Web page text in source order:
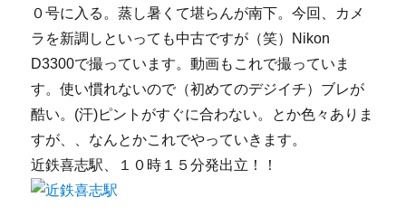
０号に入る。蒸し暑くて堪らんが南下。今回、カメ
ラを新調しといっても中古ですが（笑）Nikon
D3300で撮っています。動画もこれで撮っていま
す。使い慣れないので（初めてのデジイチ）ブレが
酷い。(汗)ピントがすぐに合わない。とか色々ありま
すが、、なんとかこれでやっていきます。
近鉄喜志駅、１０時１５分発出立！！